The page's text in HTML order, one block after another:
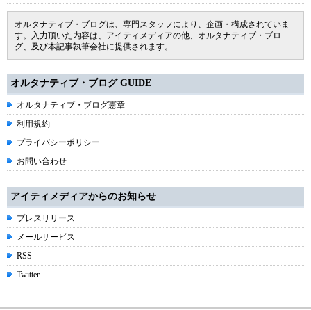
オルタナティブ・ブログは、専門スタッフにより、企画・構成されていま
す。入力頂いた内容は、アイティメディアの他、オルタナティブ・ブロ
グ、及び本記事執筆会社に提供されます。
オルタナティブ・ブログ GUIDE
オルタナティブ・ブログ憲章
利用規約
プライバシーポリシー
お問い合わせ
アイティメディアからのお知らせ
プレスリリース
メールサービス
RSS
Twitter